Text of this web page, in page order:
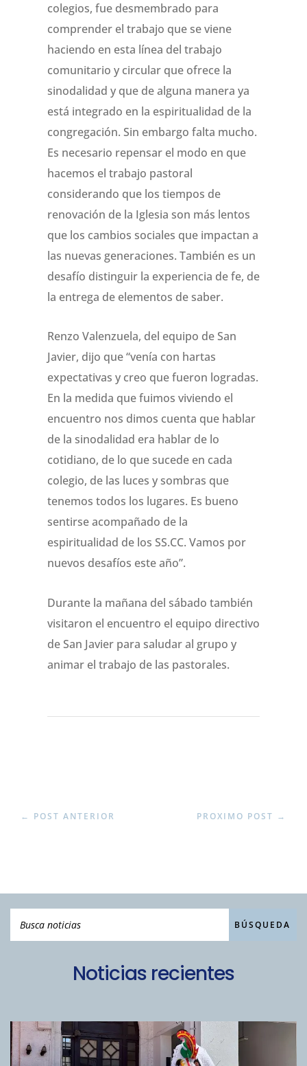
colegios, fue desmembrado para
comprender el trabajo que se viene
haciendo en esta línea del trabajo
comunitario y circular que ofrece la
sinodalidad y que de alguna manera ya
está integrado en la espiritualidad de la
congregación. Sin embargo falta mucho.
Es necesario repensar el modo en que
hacemos el trabajo pastoral
considerando que los tiempos de
renovación de la Iglesia son más lentos
que los cambios sociales que impactan a
las nuevas generaciones. También es un
desafío distinguir la experiencia de fe, de
la entrega de elementos de saber.
Renzo Valenzuela, del equipo de San
Javier, dijo que “venía con hartas
expectativas y creo que fueron logradas.
En la medida que fuimos viviendo el
encuentro nos dimos cuenta que hablar
de la sinodalidad era hablar de lo
cotidiano, de lo que sucede en cada
colegio, de las luces y sombras que
tenemos todos los lugares. Es bueno
sentirse acompañado de la
espiritualidad de los SS.CC. Vamos por
nuevos desafíos este año”.
Durante la mañana del sábado también
visitaron el encuentro el equipo directivo
de San Javier para saludar al grupo y
animar el trabajo de las pastorales.
← POST ANTERIOR PROXIMO POST →
Noticias recientes